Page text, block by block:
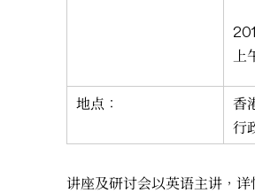
地点：
香
行
讲座及研讨会以英语主讲，详